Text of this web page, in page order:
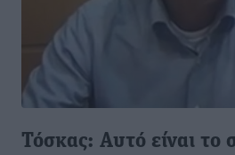
Τόσκας: Αυτό είναι το